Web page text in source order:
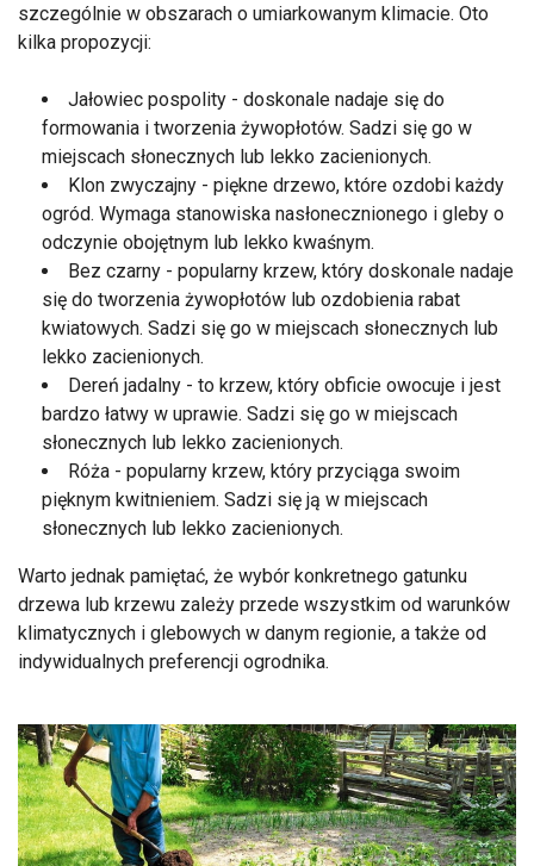
szczególnie w obszarach o umiarkowanym klimacie. Oto
kilka propozycji:
Jałowiec pospolity - doskonale nadaje się do
formowania i tworzenia żywopłotów. Sadzi się go w
miejscach słonecznych lub lekko zacienionych.
Klon zwyczajny - piękne drzewo, które ozdobi każdy
ogród. Wymaga stanowiska nasłonecznionego i gleby o
odczynie obojętnym lub lekko kwaśnym.
Bez czarny - popularny krzew, który doskonale nadaje
się do tworzenia żywopłotów lub ozdobienia rabat
kwiatowych. Sadzi się go w miejscach słonecznych lub
lekko zacienionych.
Dereń jadalny - to krzew, który obficie owocuje i jest
bardzo łatwy w uprawie. Sadzi się go w miejscach
słonecznych lub lekko zacienionych.
Róża - popularny krzew, który przyciąga swoim
pięknym kwitnieniem. Sadzi się ją w miejscach
słonecznych lub lekko zacienionych.
Warto jednak pamiętać, że wybór konkretnego gatunku
drzewa lub krzewu zależy przede wszystkim od warunków
klimatycznych i glebowych w danym regionie, a także od
indywidualnych preferencji ogrodnika.